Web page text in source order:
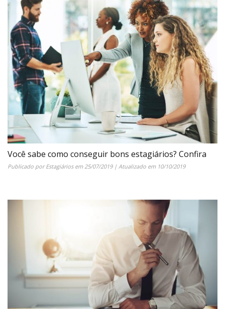
Você sabe como conseguir bons estagiários? Confira
Publicado porEstagiáriosem25/07/2019| Atualizado em 10/10/2019